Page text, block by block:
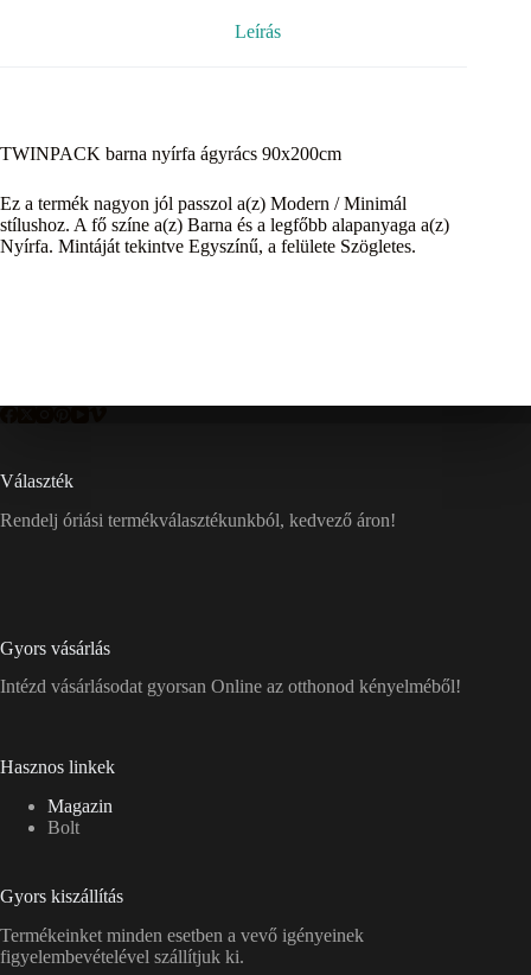
Leírás
TWINPACK barna nyírfa ágyrács 90x200cm
Ez a termék nagyon jól passzol a(z) Modern / Minimál
stílushoz. A fő színe a(z) Barna és a legfőbb alapanyaga a(z)
Nyírfa. Mintáját tekintve Egyszínű, a felülete Szögletes.
Választék
Rendelj óriási termékválasztékunkból, kedvező áron!
Gyors vásárlás
Intézd vásárlásodat gyorsan Online az otthonod kényelméből!
Hasznos linkek
Magazin
Bolt
Gyors kiszállítás
Termékeinket minden esetben a vevő igényeinek
figyelembevételével szállítjuk ki.